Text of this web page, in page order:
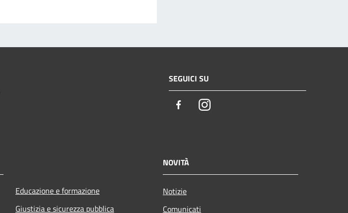
SEGUICI SU
FacebookInstagram
Educazione e formazione
Giustizia e sicurezza pubblica
NOVITÀ
Notizie
Comunicati